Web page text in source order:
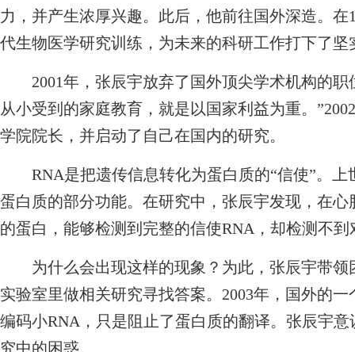
力，并产生浓厚兴趣。此后，他前往国外深造。
代生物医学研究训练，为未来的科研工作打下了坚
2001年，张辰宇放弃了国外顶尖学术机构的职
从小受到的家庭教育，就是以国家利益为重。
学院院长，并启动了自己在国内的研究。
RNA是把遗传信息转化为蛋白质的“信使”。上
蛋白质的部分功能。在研究中，张辰宇发现，在
的蛋白，能够检测到完整的信使RNA，却检测不到
为什么会出现这样的现象？为此，张辰宇带领
实验室里做相关研究寻找答案。2003年，国外的
编码小RNA，只是阻止了蛋白质的翻译。张辰宇
究中的困惑。